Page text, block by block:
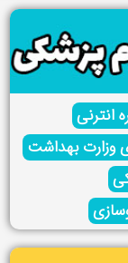
انترنی
وزارت بهداشت